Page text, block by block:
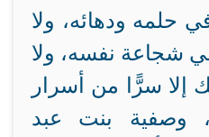
حلمه ودهائه، ولا
في شجاعة نفسه، ولا
إلا سرًّا من أسرار
وصفية بنت عبد